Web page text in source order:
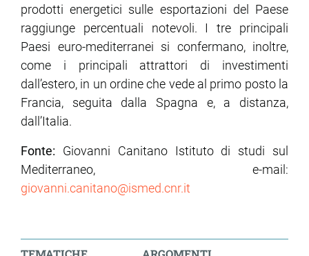
prodotti energetici sulle esportazioni del Paese
raggiunge percentuali notevoli. I tre principali
Paesi euro-mediterranei si confermano, inoltre,
come i principali attrattori di investimenti
dall’estero, in un ordine che vede al primo posto la
Francia, seguita dalla Spagna e, a distanza,
dall’Italia.
Fonte: Giovanni Canitano Istituto di studi sul
Mediterraneo, e-mail:
giovanni.canitano@ismed.cnr.it